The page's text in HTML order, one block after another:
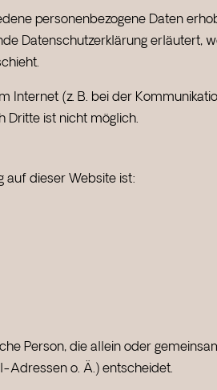
personenbezogene Daten
Datenschutzerklärung erläutert,
Internet (z. B. bei der
Dritte ist nicht möglich.
auf dieser Website ist:
Person, die allein oder
Adressen o. Ä.) entscheidet.